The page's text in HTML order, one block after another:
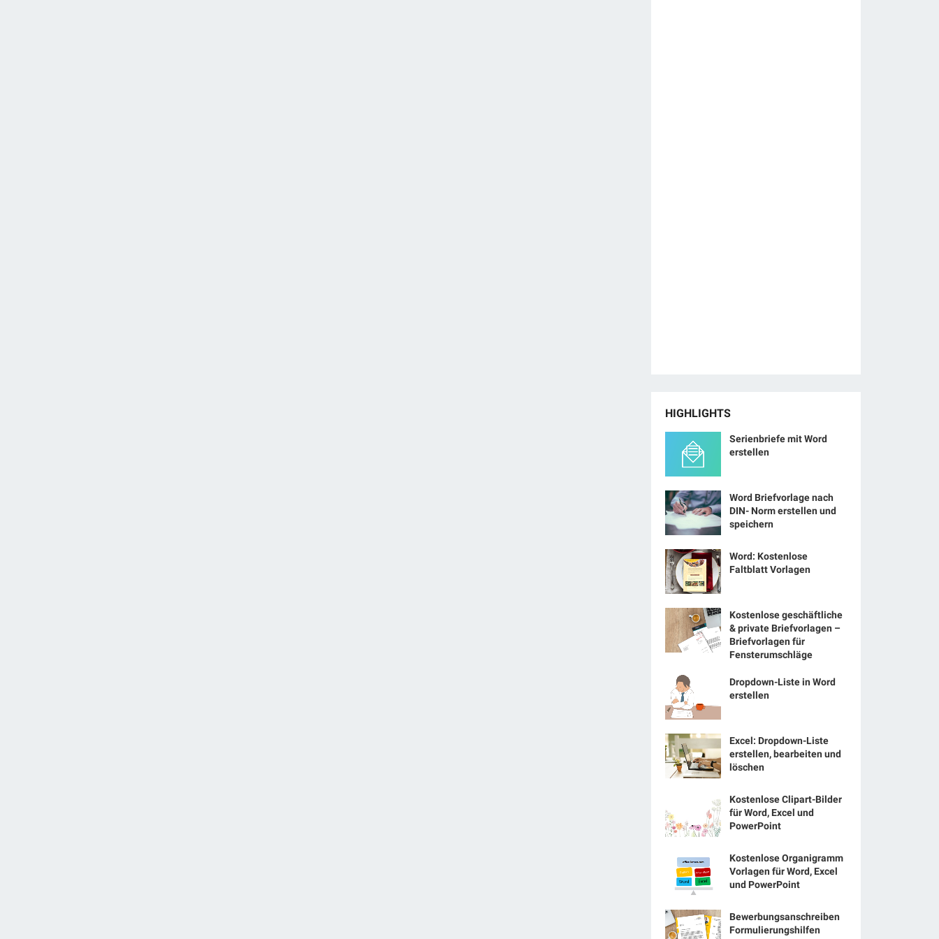
HIGHLIGHTS
Serienbriefe mit Word
erstellen
Word Briefvorlage nach
DIN- Norm erstellen und
speichern
Word: Kostenlose
Faltblatt Vorlagen
Kostenlose geschäftliche
& private Briefvorlagen –
Briefvorlagen für
Fensterumschläge
Dropdown-Liste in Word
erstellen
Excel: Dropdown-Liste
erstellen, bearbeiten und
löschen
Kostenlose Clipart-Bilder
für Word, Excel und
PowerPoint
Kostenlose Organigramm
Vorlagen für Word, Excel
und PowerPoint
Bewerbungsanschreiben
Formulierungshilfen